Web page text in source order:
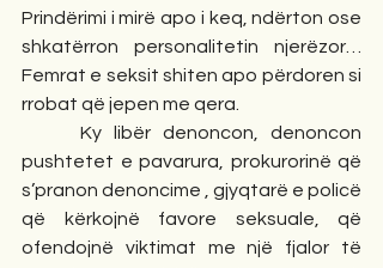
Prindërimi i mirë apo i keq, ndërton ose
shkatërron personalitetin njerëzor…
Femrat e seksit shiten apo përdoren si
rrobat që jepen me qera.
Ky libër denoncon, denoncon
pushtetet e pavarura, prokurorinë që
s’pranon denoncime , gjyqtarë e policë
që kërkojnë favore seksuale, që
ofendojnë viktimat me një fjalor të